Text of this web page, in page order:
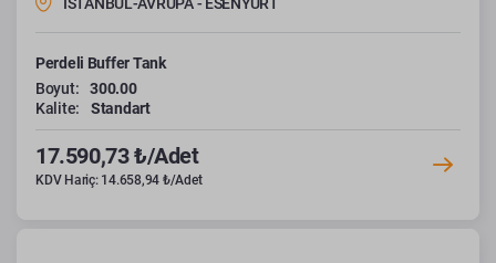
Perdeli Buffer Tank
Boyut:
300.00
Kalite:
Standart
17.590,73 ₺/Adet
KDV Hariç: 14.658,94 ₺/Adet